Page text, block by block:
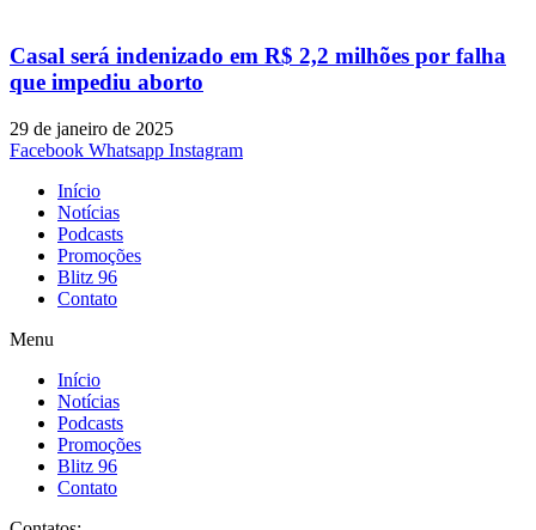
Casal será indenizado em R$ 2,2 milhões por falha
que impediu aborto
29 de janeiro de 2025
Facebook Whatsapp Instagram
Início
Notícias
Podcasts
Promoções
Blitz 96
Contato
Menu
Início
Notícias
Podcasts
Promoções
Blitz 96
Contato